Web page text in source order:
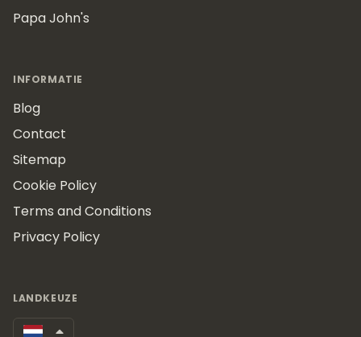
Papa John's
INFORMATIE
Blog
Contact
Sitemap
Cookie Policy
Terms and Conditions
Privacy Policy
LANDKEUZE